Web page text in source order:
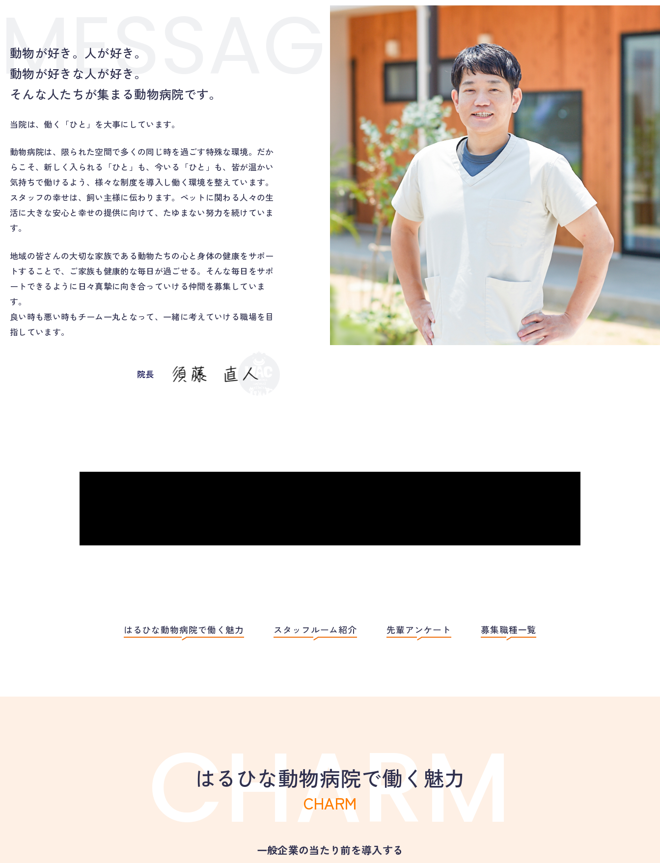
MESSAGE
動物が好き。人が好き。
動物が好きな人が好き。
そんな人たちが集まる動物病院です。
当院は、働く「ひと」を大事にしています。
動物病院は、限られた空間で多くの同じ時を過ごす特殊な環境。だか
らこそ、新しく入られる「ひと」も、今いる「ひと」も、皆が温かい
気持ちで働けるよう、様々な制度を導入し働く環境を整えています。
スタッフの幸せは、飼い主様に伝わります。ペットに関わる人々の生
活に大きな安心と幸せの提供に向けて、たゆまない努力を続けていま
す。
地域の皆さんの大切な家族である動物たちの心と身体の健康をサポー
トすることで、ご家族も健康的な毎日が過ごせる。そんな毎日をサポ
ートできるように日々真摯に向き合っていける仲間を募集していま
す。
良い時も悪い時もチーム一丸となって、一緒に考えていける職場を目
指しています。
はるひな動物病院で働く魅力 スタッフルーム紹介 先輩アンケート 募集職種一覧
はるひな動物病院で働く魅力
CHARM
一般企業の当たり前を導入する